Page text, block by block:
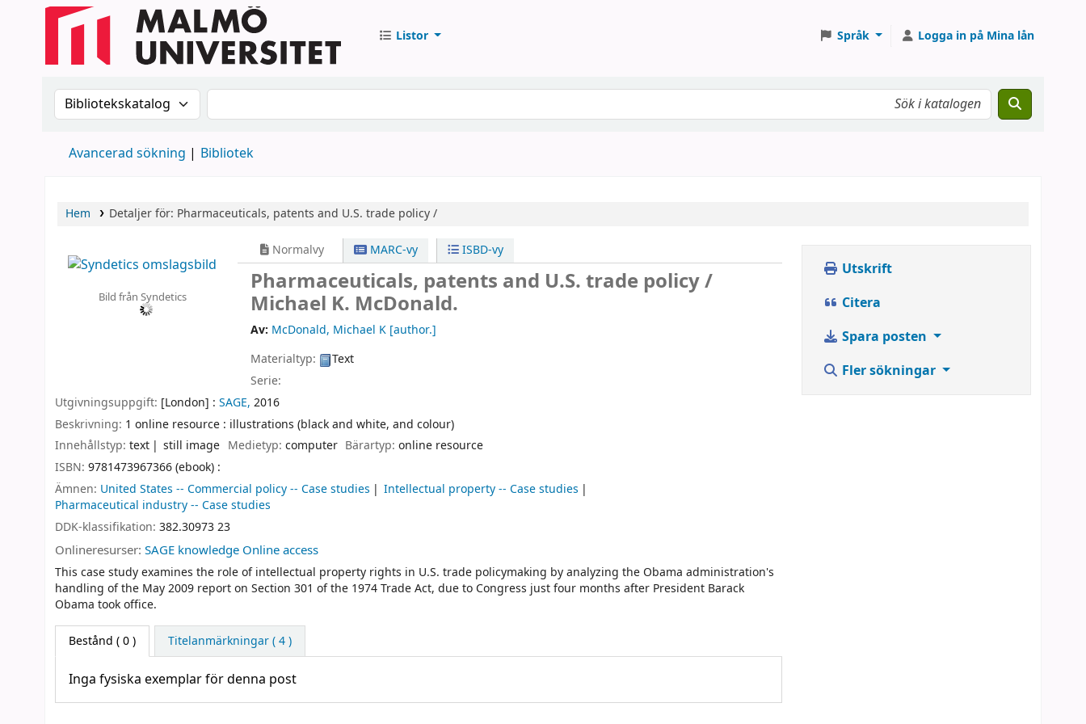
Listor Språk Logga in på Mina lån
Sök i katalogen efter:Sök i katalogen
Avancerad sökning Bibliotek
Hem Detaljer för: Pharmaceuticals, patents and U.S. trade policy /
Bild från Syndetics
Normalvy MARC-vy ISBD-vy
Pharmaceuticals, patents and U.S. trade policy /
Michael K. McDonald.
Av: McDonald, Michael K[author.]
Materialtyp:
Text
Serie:
Utgivningsuppgift: [London] : SAGE, 2016
Beskrivning: 1 online resource : illustrations (black and white, and colour)
Innehållstyp: text still image Medietyp: computer Bärartyp:online resource
ISBN: 9781473967366 (ebook) :
Ämnen: United States -- Commercial policy -- Case studies
Intellectual property -- Case studies
Pharmaceutical industry -- Case studies
DDK-klassifikation: 382.30973 23
Onlineresurser: SAGE knowledge Online access
This case study examines the role of intellectual property rights in U.S. trade policymaking by analyzing the Obama administration's
handling of the May 2009 report on Section 301 of the 1974 Trade Act, due to Congress just four months after President Barack
Obama took office.
Bestånd ( 0 ) Titelanmärkningar ( 4 )
Inga fysiska exemplar för denna post
Utskrift
Citera
Spara posten
Fler sökningar